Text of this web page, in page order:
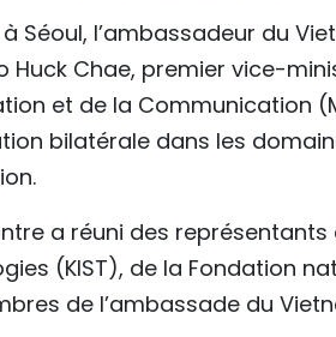
à Séoul, l’ambassadeur du
Huck Chae, premier vice-
et de la Communication
bilatérale dans les
a réuni des représentants
(KIST), de la Fondation
de l’ambassade du